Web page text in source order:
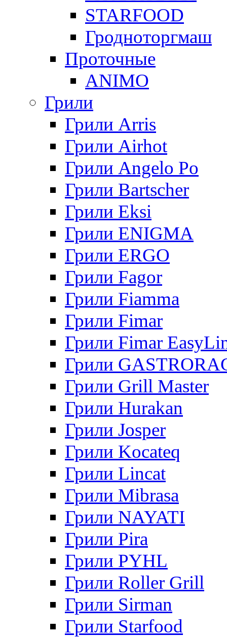
STARFOOD
Гродноторгмаш
Проточные
ANIMO
Грили
Грили Arris
Грили Airhot
Грили Angelo Po
Грили Bartscher
Грили Eksi
Грили ENIGMA
Грили ERGO
Грили Fagor
Грили Fiamma
Грили Fimar
Грили Fimar
Грили
Грили Grill Master
Грили Hurakan
Грили Josper
Грили Kocateq
Грили Lincat
Грили Mibrasa
Грили NAYATI
Грили Pira
Грили PYHL
Грили Roller Grill
Грили Sirman
Грили Starfood